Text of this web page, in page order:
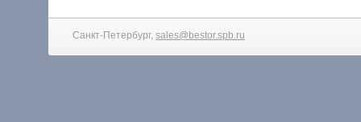
Санкт-Петербург, sales@bestor.spb.ru